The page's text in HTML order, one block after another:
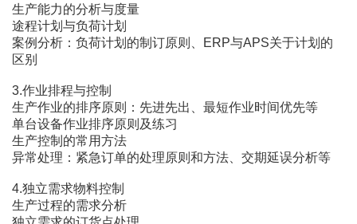
生产能力的分析与度量
途程计划与负荷计划
案例分析：负荷计划的制订原则、ERP与APS关于计划的
区别
3.作业排程与控制
生产作业的排序原则：先进先出、最短作业时间优先等
单台设备作业排序原则及练习
生产控制的常用方法
异常处理：紧急订单的处理原则和方法、交期延误分析等
4.独立需求物料控制
生产过程的需求分析